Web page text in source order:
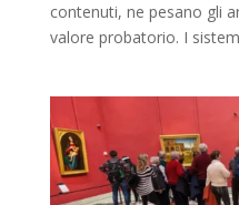
contenuti, ne pesano gli
valore probatorio. I